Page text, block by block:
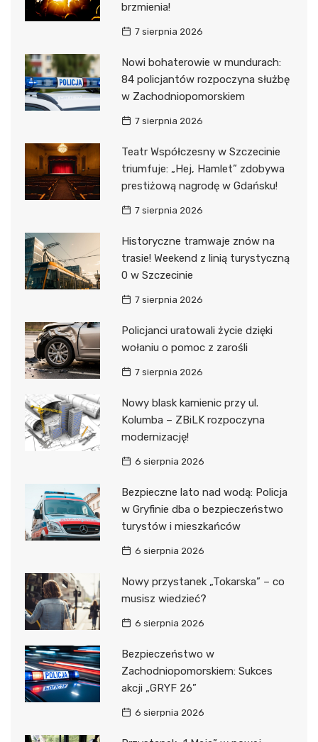
brzmienia!
7 sierpnia 2026
Nowi bohaterowie w mundurach:
84 policjantów rozpoczyna służbę
w Zachodniopomorskiem
7 sierpnia 2026
Teatr Współczesny w Szczecinie
triumfuje: „Hej, Hamlet” zdobywa
prestiżową nagrodę w Gdańsku!
7 sierpnia 2026
Historyczne tramwaje znów na
trasie! Weekend z linią turystyczną
0 w Szczecinie
7 sierpnia 2026
Policjanci uratowali życie dzięki
wołaniu o pomoc z zarośli
7 sierpnia 2026
Nowy blask kamienic przy ul.
Kolumba – ZBiLK rozpoczyna
modernizację!
6 sierpnia 2026
Bezpieczne lato nad wodą: Policja
w Gryfinie dba o bezpieczeństwo
turystów i mieszkańców
6 sierpnia 2026
Nowy przystanek „Tokarska” – co
musisz wiedzieć?
6 sierpnia 2026
Bezpieczeństwo w
Zachodniopomorskiem: Sukces
akcji „GRYF 26”
6 sierpnia 2026